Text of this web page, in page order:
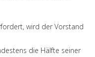
wird der Vorstand
die Hälfte seiner